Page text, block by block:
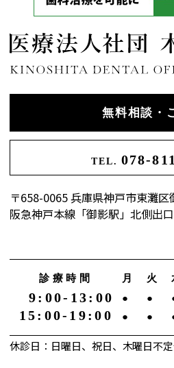
TEL. 078-
無料相談・
〒658-0065 兵庫県神戸市東灘
阪急神戸本線「御影駅」北側出
診療時間 月 火
9:00-13:00 ● ●
15:00-19:00 ● ●
休診日：日曜日、祝日、木曜日